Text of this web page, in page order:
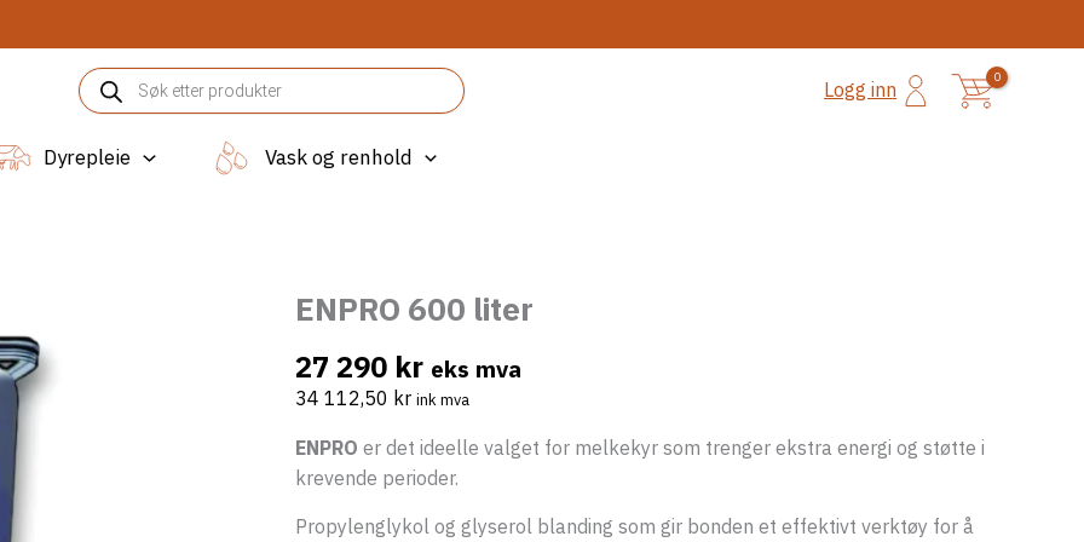
Products
search
Dyrepleie Vask og renhold
ENPRO 600 liter
27 290 kr eks mva
34 112,50 kr ink mva
ENPRO er det ideelle valget for melkekyr som trenger ekstra energi og støtte i
krevende perioder.
Propylenglykol og glyserol blanding som gir bonden et effektivt verktøy for å